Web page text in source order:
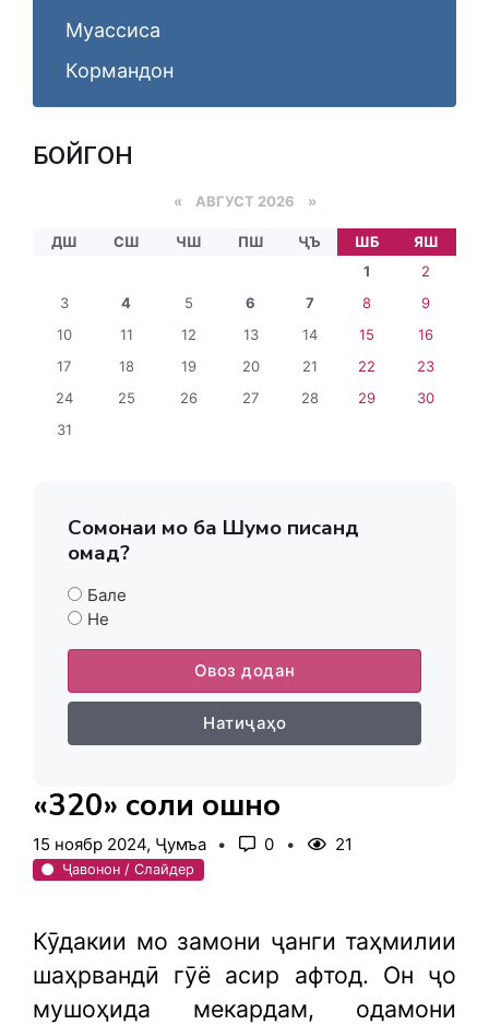
Муассиса
Кормандон
БОЙГОНӢ
« АВГУСТ 2026 »
ДШ СШ ЧШ ПШ ҶЪ ШБ
ЯШ
1
2
3
4 5 6 7 8
9
10
11 12 13 14 15
16
17
18 19 20 21 22
23
24
25 26 27 28 29
30
31
Сомонаи мо ба Шумо писанд
омад?
Бале
Не
Овоз додан
Натиҷаҳо
«320» соли ошноӣ
15 ноябр 2024, Ҷумъа 0 21
Ҷавонон / Слайдер
Кӯдакии мо замони ҷанги таҳмилии
шаҳрвандӣ гӯё асир афтод. Он ҷо
мушоҳида мекардам, одамони